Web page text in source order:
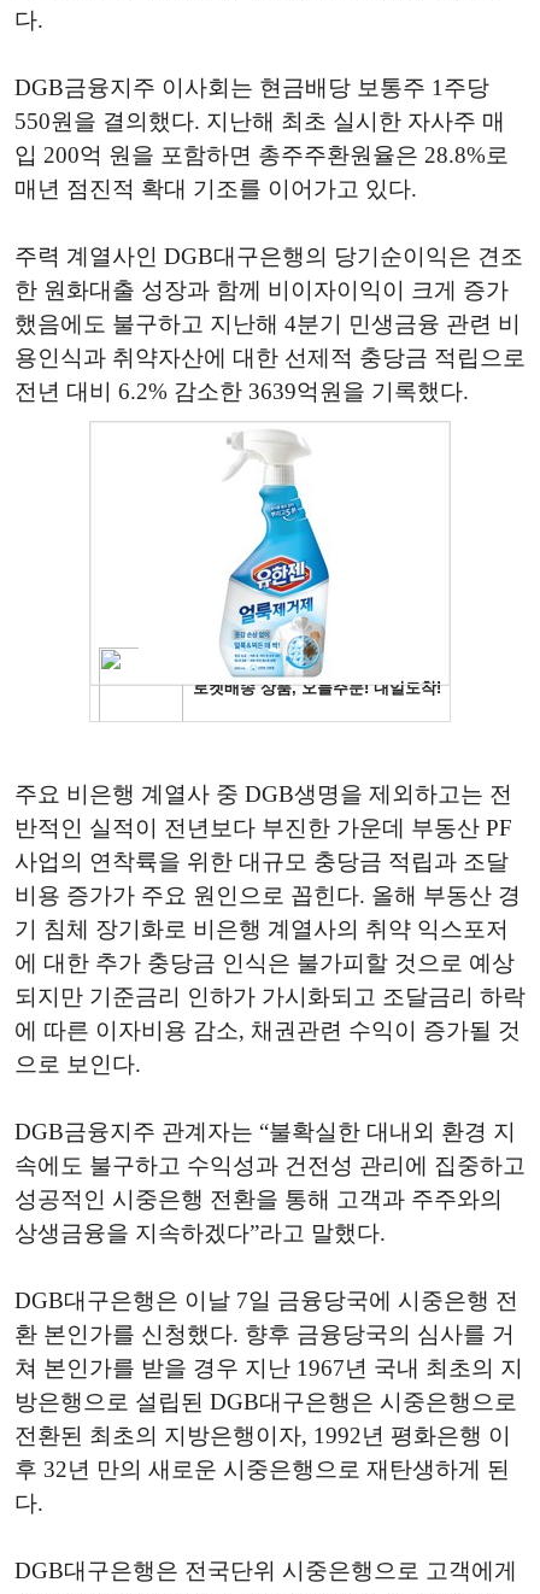
다.
DGB금융지주 이사회는 현금배당 보통주 1주당
550원을 결의했다. 지난해 최초 실시한 자사주 매
입 200억 원을 포함하면 총주주환원율은 28.8%로
매년 점진적 확대 기조를 이어가고 있다.
주력 계열사인 DGB대구은행의 당기순이익은 견조
한 원화대출 성장과 함께 비이자이익이 크게 증가
했음에도 불구하고 지난해 4분기 민생금융 관련 비
용인식과 취약자산에 대한 선제적 충당금 적립으로
전년 대비 6.2% 감소한 3639억원을 기록했다.
주요 비은행 계열사 중 DGB생명을 제외하고는 전
반적인 실적이 전년보다 부진한 가운데 부동산 PF
사업의 연착륙을 위한 대규모 충당금 적립과 조달
비용 증가가 주요 원인으로 꼽힌다. 올해 부동산 경
기 침체 장기화로 비은행 계열사의 취약 익스포저
에 대한 추가 충당금 인식은 불가피할 것으로 예상
되지만 기준금리 인하가 가시화되고 조달금리 하락
에 따른 이자비용 감소, 채권관련 수익이 증가될 것
으로 보인다.
DGB금융지주 관계자는 “불확실한 대내외 환경 지
속에도 불구하고 수익성과 건전성 관리에 집중하고
성공적인 시중은행 전환을 통해 고객과 주주와의
상생금융을 지속하겠다”라고 말했다.
DGB대구은행은 이날 7일 금융당국에 시중은행 전
환 본인가를 신청했다. 향후 금융당국의 심사를 거
쳐 본인가를 받을 경우 지난 1967년 국내 최초의 지
방은행으로 설립된 DGB대구은행은 시중은행으로
전환된 최초의 지방은행이자, 1992년 평화은행 이
후 32년 만의 새로운 시중은행으로 재탄생하게 된
다.
DGB대구은행은 전국단위 시중은행으로 고객에게